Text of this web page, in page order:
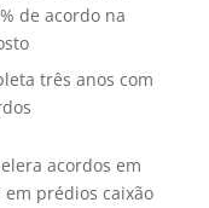
de acordo na
três anos com
acordos em
em prédios caixão